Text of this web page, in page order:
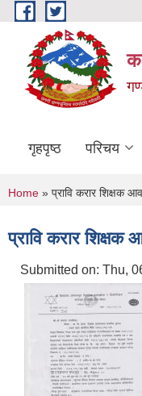
Skip to main content
गृहपृष्ठ परिचय
You are here
Home » प्रावि करार शिक्षक
प्रावि करार
Submitted on: Thu,